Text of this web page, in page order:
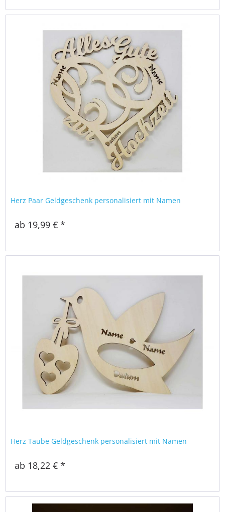
Herz Paar Geldgeschenk personalisiert mit Namen
ab 19,99 € *
Herz Taube Geldgeschenk personalisiert mit Namen
ab 18,22 € *